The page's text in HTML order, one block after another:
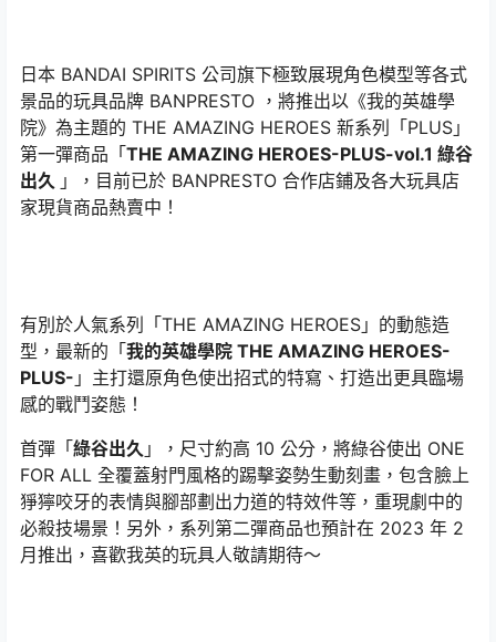
日本 BANDAI SPIRITS 公司旗下極致展現角色模型等各式
景品的玩具品牌 BANPRESTO ，將推出以《我的英雄學
院》為主題的 THE AMAZING HEROES 新系列「PLUS」
第一彈商品「THE AMAZING HEROES-PLUS-vol.1 綠谷
出久 」，目前已於 BANPRESTO 合作店鋪及各大玩具店
家現貨商品熱賣中！
有別於人氣系列「THE AMAZING HEROES」的動態造
型，最新的「我的英雄學院 THE AMAZING HEROES-
PLUS- 」主打還原角色使出招式的特寫、打造出更具臨場
感的戰鬥姿態！
首彈「綠谷出久 」，尺寸約高 10 公分，將綠谷使出 ONE
FOR ALL 全覆蓋射門風格的踢擊姿勢生動刻畫，包含臉上
猙獰咬牙的表情與腳部劃出力道的特效件等，重現劇中的
必殺技場景！另外，系列第二彈商品也預計在 2023 年 2
月推出，喜歡我英的玩具人敬請期待～